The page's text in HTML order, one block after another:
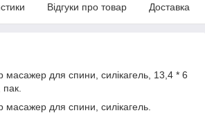
Відгуки про товар Доставка
масажер для спини, силікагель, 13,4 * 6
масажер для спини, силікагель.